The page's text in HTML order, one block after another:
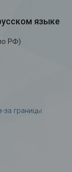
языке
РФ)
границы